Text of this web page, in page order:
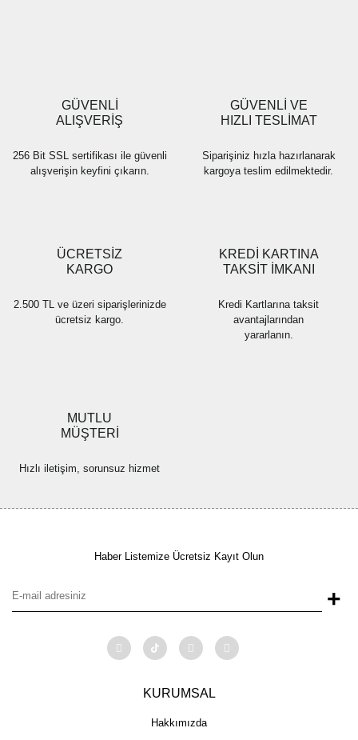
Ürün fiyatı diğer sitelerden daha pahalı.
Bu ürüne benzer farklı alternatifler olmalı.
GÜVENLİ
ALIŞVERİŞ
256 Bit SSL sertifikası ile güvenli
alışverişin keyfini çıkarın.
GÜVENLİ VE
HIZLI TESLİMAT
Siparişiniz hızla hazırlanarak
kargoya teslim edilmektedir.
ÜCRETSİZ
KARGO
2.500 TL ve üzeri siparişlerinizde
ücretsiz kargo.
KREDİ KARTINA
TAKSİT İMKANI
Kredi Kartlarına taksit
avantajlarından
yararlanın.
MUTLU
MÜŞTERİ
Hızlı iletişim, sorunsuz hizmet
Haber Listemize Ücretsiz Kayıt Olun
+
KURUMSAL
Hakkımızda